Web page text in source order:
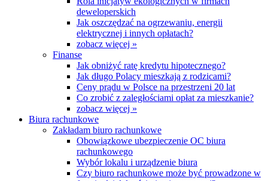
deweloperskich
Jak oszczędzać na ogrzewaniu, energii
elektrycznej i innych opłatach?
zobacz więcej »
Finanse
Jak obniżyć ratę kredytu hipotecznego?
Jak długo Polacy mieszkają z rodzicami?
Ceny prądu w Polsce na przestrzeni 20 lat
Co zrobić z zaległościami opłat za mieszkanie?
zobacz więcej »
Biura rachunkowe
Zakładam biuro rachunkowe
Obowiązkowe ubezpieczenie OC biura
rachunkowego
Wybór lokalu i urządzenie biura
Czy biuro rachunkowe może być prowadzone w